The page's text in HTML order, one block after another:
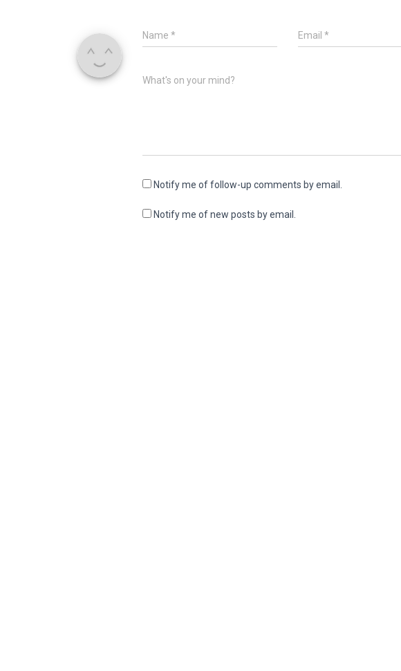
Name * Email*
What's on your mind?
Notify me of follow-up comments by email.
Notify me of new posts by email.